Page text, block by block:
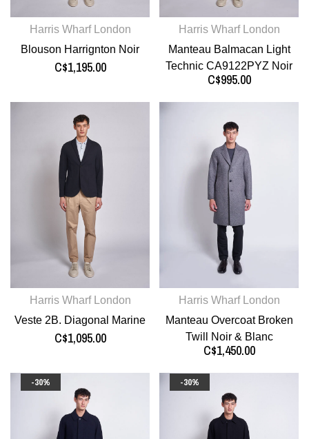
Harris Wharf London
Blouson Harrignton Noir
C$1,195.00
Harris Wharf London
Manteau Balmacan Light
Technic CA9122PYZ Noir
C$995.00
Harris Wharf London
Veste 2B. Diagonal Marine
C$1,095.00
Harris Wharf London
Manteau Overcoat Broken
Twill Noir & Blanc
C$1,450.00
-30% -30%